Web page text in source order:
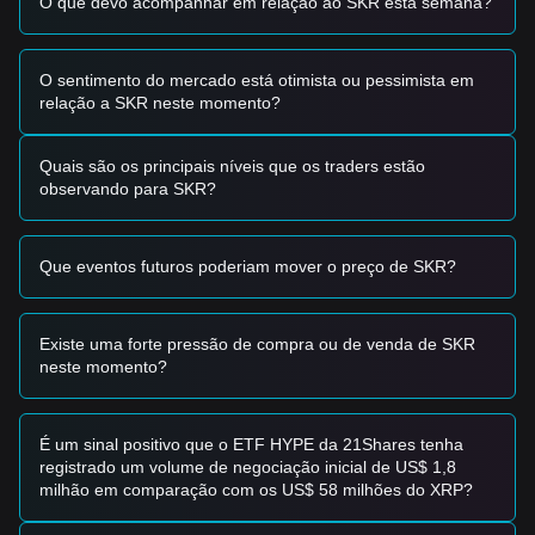
negociação de referência:
Zona de Compra Potencial
• Se o preço do SKR se aproximar do nível de suporte de
0,00420 $
e mostrar um sinal de vela de reversão ou
repique, pode apresentar uma oportunidade de compra a
• Se o preço do SKR romper com sucesso acima de
negociação, isso confirmaria uma nova tendência de alta.
• Se o preço do SKR cair abaixo do suporte de0,00420 $
com alto volume, o mercado pode entrar numa fase de
correção mais profunda em direção a zonas de liquidez
Estratégia de Compra
Com base na estrutura de mercado atual, os analistas
sugerem as seguintes estratégias:
Investidores Conservadores
• Aguarde até que o preço do SKR recue para o nível de
suporte de0,00420 $para construir uma posição em lotes.
O sentimento do mercado está otimista ou pessimista em
relação a SKR neste momento?
Quais são os principais níveis que os traders estão
observando para SKR?
Que eventos futuros poderiam mover o preço de SKR?
Existe uma forte pressão de compra ou de venda de SKR
neste momento?
É um sinal positivo que o ETF HYPE da 21Shares tenha
registrado um volume de negociação inicial de US$ 1,8
milhão em comparação com os US$ 58 milhões do XRP?